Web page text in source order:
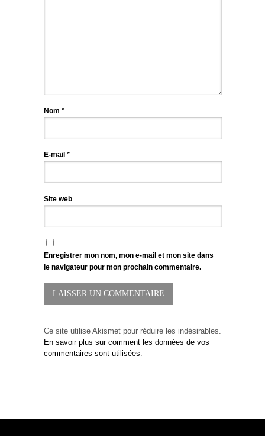
Nom *
E-mail *
Site web
Enregistrer mon nom, mon e-mail et mon site dans
le navigateur pour mon prochain commentaire.
Ce site utilise Akismet pour réduire les indésirables.
En savoir plus sur comment les données de vos
commentaires sont utilisées